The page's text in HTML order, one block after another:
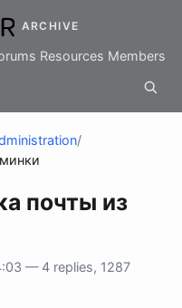
ARCHIVE
Resources Members
/
почты из
— 4 replies, 1287